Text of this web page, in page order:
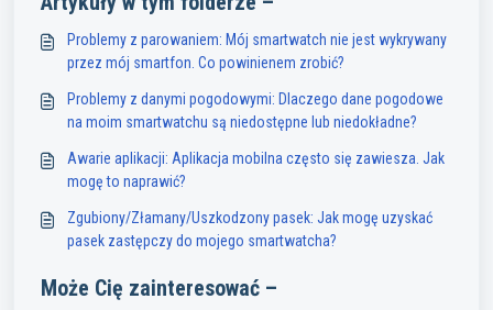
Problemy z parowaniem: Mój smartwatch nie jest wykrywany
przez mój smartfon. Co powinienem zrobić?
Problemy z danymi pogodowymi: Dlaczego dane pogodowe
na moim smartwatchu są niedostępne lub niedokładne?
Awarie aplikacji: Aplikacja mobilna często się zawiesza. Jak
mogę to naprawić?
Zgubiony/Złamany/Uszkodzony pasek: Jak mogę uzyskać
pasek zastępczy do mojego smartwatcha?
Może Cię zainteresować –